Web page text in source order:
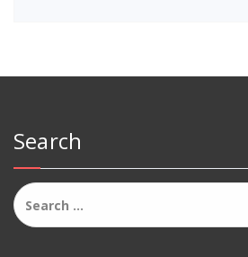
Search
Search
for: